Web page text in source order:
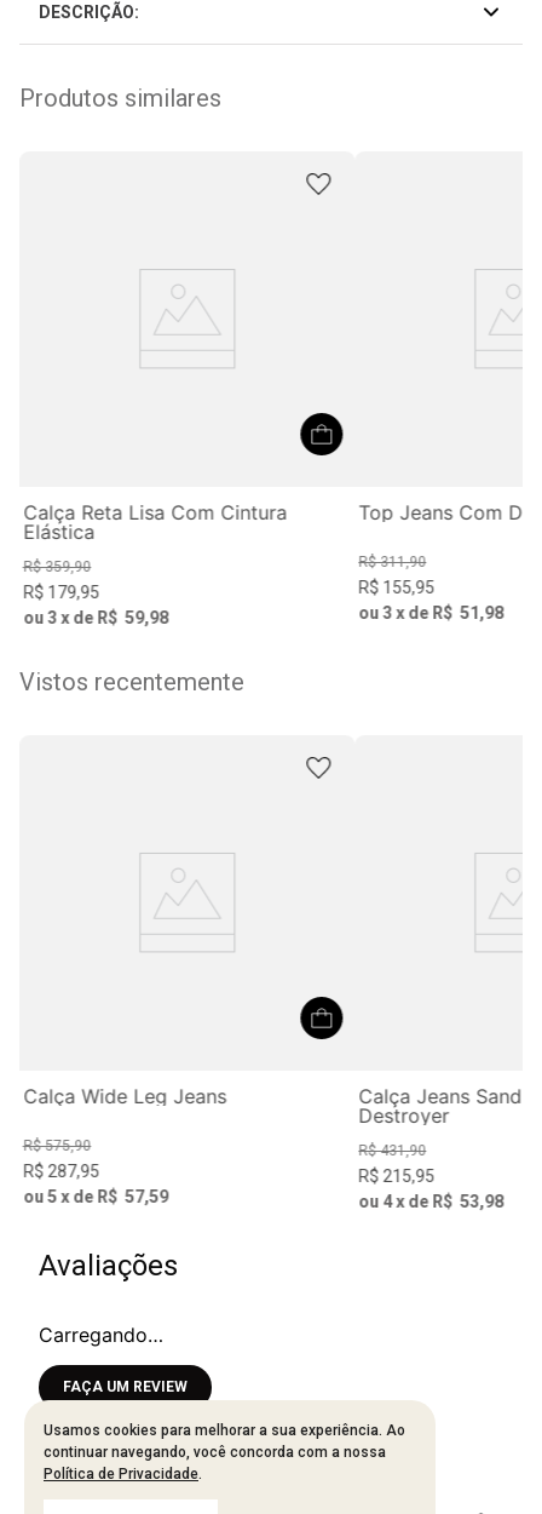
DESCRIÇÃO:
Produtos similares
Calça Reta Lisa Com Cintura
Elástica
R$ 359,90
R$ 179,95
ou3x de R$ 59,98
Top Jeans Com
R$ 311,90
R$ 155,95
ou 3 x de R$ 51,98
Vistos recentemente
Calça Wide Leg Jeans
R$ 575,90
R$287,95
ou5x de R$ 57,59
Calça Jeans
Destroyer
R$ 431,90
R$ 215,95
ou 4x de R$ 53,98
Avaliações
Carregando…
Faça login para escrever uma avaliação.
Mais recentes Todos
Usamos cookies para melhorar a sua experiência. Ao
continuar navegando, você concorda com a nossa
Política de Privacidade.